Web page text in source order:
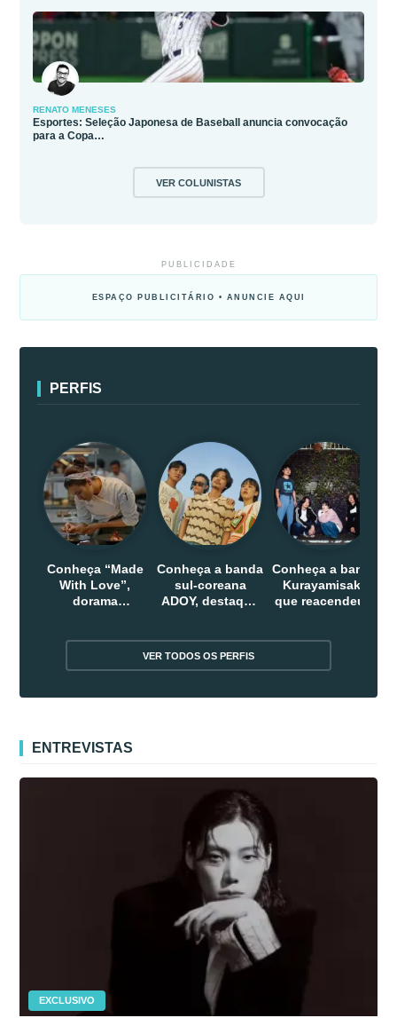
RENATO MENESES
Esportes: Seleção Japonesa de Baseball anuncia convocação
para a Copa…
VER COLUNISTAS
PUBLICIDADE
ESPAÇO PUBLICITÁRIO • ANUNCIE AQUI
PERFIS
Conheça “Made
With Love”,
dorama
Conheça a banda
sul-coreana
ADOY, destaque
Conheça a banda
Kurayamisaka
que reacendeu o
VER TODOS OS PERFIS
ENTREVISTAS
EXCLUSIVO